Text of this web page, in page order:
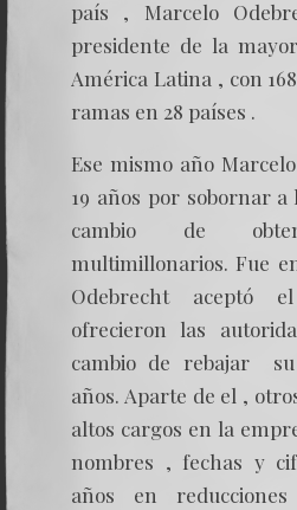
país , Marcelo
presidente de la
América Latina , con
ramas en 28 países .
Ese mismo año
19 años por sobornar
cambio de
multimillonarios. Fue
Odebrecht aceptó
ofrecieron las
cambio de rebajar
años. Aparte de el ,
altos cargos en la
nombres , fechas y
años en